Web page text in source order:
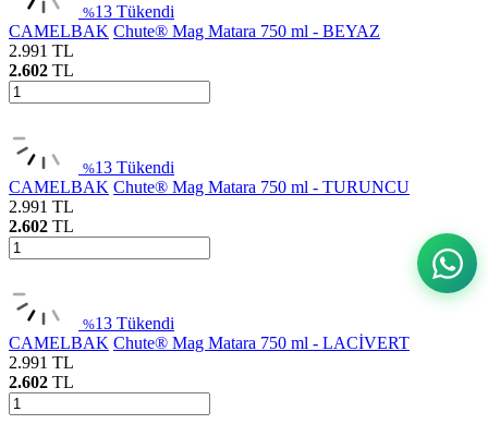
%13 Tükendi
CAMELBAK Chute® Mag Matara 750 ml - BEYAZ
2.991 TL
2.602 TL
%13 Tükendi
CAMELBAK Chute® Mag Matara 750 ml - TURUNCU
2.991 TL
2.602 TL
%13 Tükendi
CAMELBAK Chute® Mag Matara 750 ml - LACİVERT
2.991 TL
2.602 TL